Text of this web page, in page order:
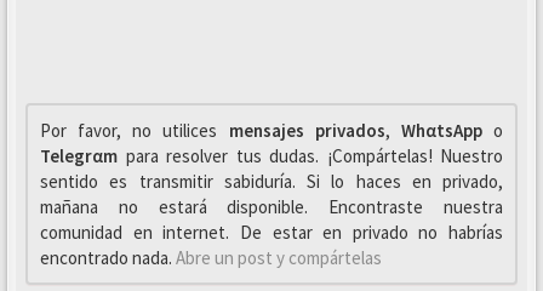
Por favor, no utilices mensajes privados, WhαtsAppo
Telegrαm para resolver tus dudas. ¡Compártelas! Nuestro
sentido es transmitir sabiduría. Si lo haces en privado,
mañana no estará disponible. Encontraste nuestra
comunidad en internet. De estar en privado no habrías
encontrado nada. Abre un post y compártelas